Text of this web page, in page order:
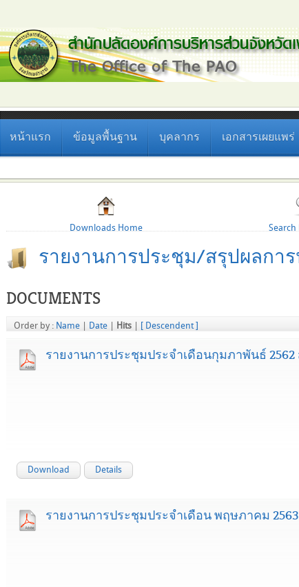
หน้าแรก ข้อมูลพื้นฐาน บุคลากร เอกสารเผยแพร่
Downloads Home
รายงานการประชุม/สรุปผลกา
DOCUMENTS
Order by : Name Date Hits [ Descendent ]
รายงานการประชุมประจำเดือนกุมภาพันธ์
Download Details
รายงานการประชุมประจำเดือน พฤษภาคม